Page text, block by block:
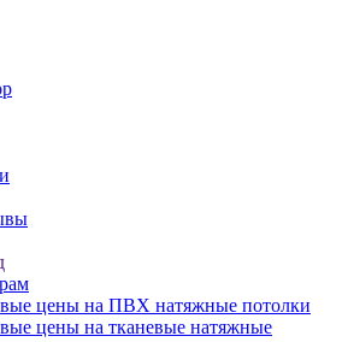
цены на ПВХ натяжные потолки
цены на тканевые натяжные